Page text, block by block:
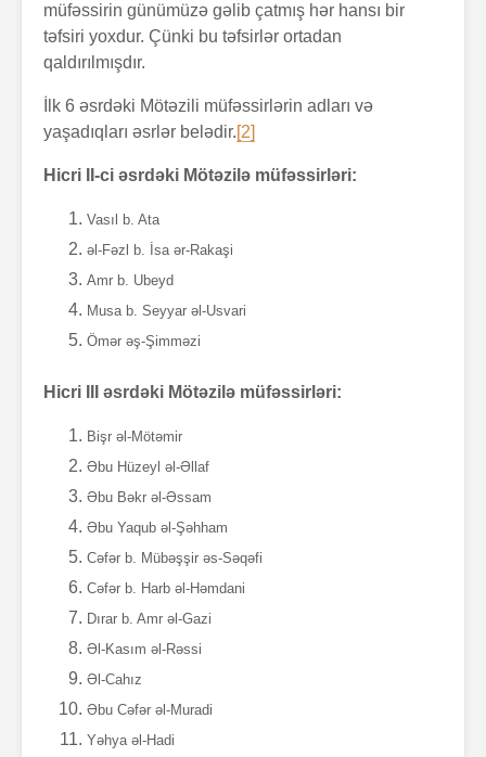
müfəssirin günümüzə gəlib çatmış hər hansı bir
təfsiri yoxdur. Çünki bu təfsirlər ortadan
qaldırılmışdır.
İlk 6 əsrdəki Mötəzili müfəssirlərin adları və
yaşadıqları əsrlər belədir.[2]
Hicri II-ci əsrdəki Mötəzilə müfəssirləri:
Vasıl b. Ata
əl-Fəzl b. İsa ər-Rakaşi
Amr b. Ubeyd
Musa b. Seyyar əl-Usvari
Ömər əş-Şimməzi
Hicri III əsrdəki Mötəzilə müfəssirləri:
Bişr əl-Mötəmir
Əbu Hüzeyl əl-Əllaf
Əbu Bəkr əl-Əssam
Əbu Yaqub əl-Şəhham
Cəfər b. Mübəşşir əs-Səqəfi
Cəfər b. Harb əl-Həmdani
Dırar b. Amr əl-Gazi
Əl-Kasım əl-Rəssi
Əl-Cahız
Əbu Cəfər əl-Muradi
Yəhya əl-Hadi